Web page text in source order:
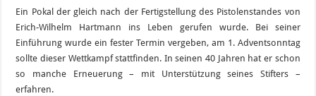
Ein Pokal der gleich nach der Fertigstellung des Pistolenstandes von
Erich-Wilhelm Hartmann ins Leben gerufen wurde. Bei seiner
Einführung wurde ein fester Termin vergeben, am 1. Adventsonntag
sollte dieser Wettkampf stattfinden. In seinen 40 Jahren hat er schon
so manche Erneuerung – mit Unterstützung seines Stifters –
erfahren.